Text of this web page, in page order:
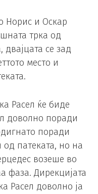
Норис и Оскар
трка од
двајцата се зад
место и
Расел ќе биде
доволно поради
поради
патеката, но на
возеше во
фаза. Дирекцијата
Расел доволно ја